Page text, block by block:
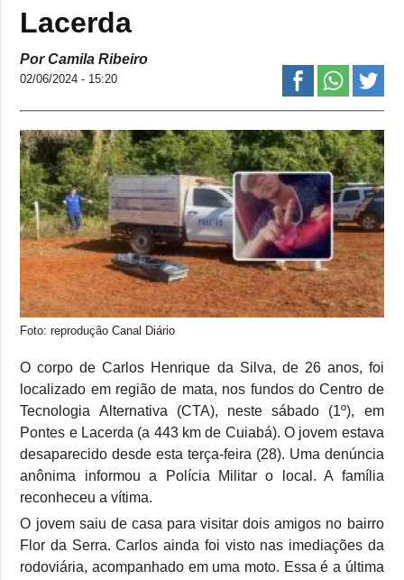
Lacerda
Por Camila Ribeiro
02/06/2024 - 15:20
Foto: reprodução Canal Diário
O corpo de Carlos Henrique da Silva, de 26 anos, foi
localizado em região de mata, nos fundos do Centro de
Tecnologia Alternativa (CTA), neste sábado (1º), em
Pontes e Lacerda (a 443 km de Cuiabá). O jovem estava
desaparecido desde esta terça-feira (28). Uma denúncia
anônima informou a Polícia Militar o local. A família
reconheceu a vítima.
O jovem saiu de casa para visitar dois amigos no bairro
Flor da Serra. Carlos ainda foi visto nas imediações da
rodoviária, acompanhado em uma moto. Essa é a última